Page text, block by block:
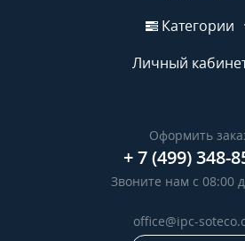
Категории
Личный
Оформить
+ 7 (499) 348-
Звоните нам с 08:00
office@ipc-